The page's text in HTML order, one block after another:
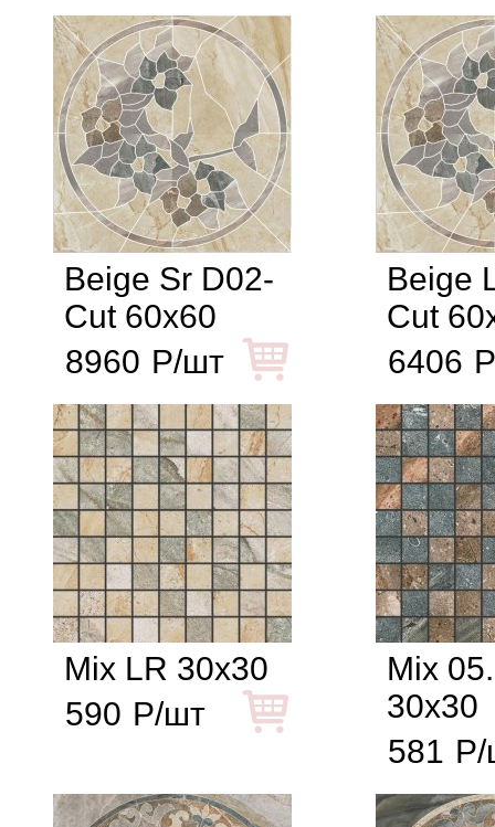
Beige Sr D02-
Cut 60x60
8960 Р/шт
Beige
Cut
6406
Mix LR 30x30
590 Р/шт
Mix
30x30
581 Р/